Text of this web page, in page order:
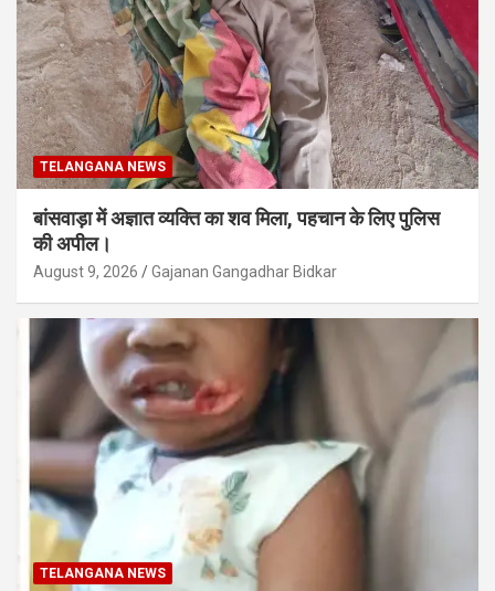
TELANGANA NEWS
बांसवाड़ा में अज्ञात व्यक्ति का शव मिला, पहचान के लिए पुलिस
की अपील।
August 9, 2026 Gajanan Gangadhar Bidkar
TELANGANA NEWS